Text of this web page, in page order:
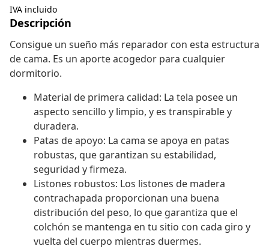
IVA incluido
Descripción
Consigue un sueño más reparador con esta estructura
de cama. Es un aporte acogedor para cualquier
dormitorio.
Material de primera calidad: La tela posee un
aspecto sencillo y limpio, y es transpirable y
duradera.
Patas de apoyo: La cama se apoya en patas
robustas, que garantizan su estabilidad,
seguridad y firmeza.
Listones robustos: Los listones de madera
contrachapada proporcionan una buena
distribución del peso, lo que garantiza que el
colchón se mantenga en tu sitio con cada giro y
vuelta del cuerpo mientras duermes.